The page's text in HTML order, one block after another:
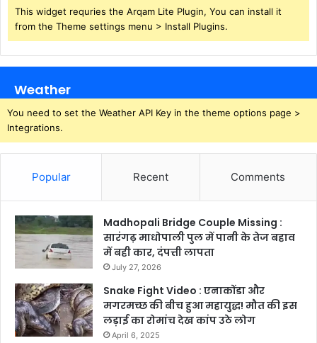
This widget requries the Arqam Lite Plugin, You can install it
from the Theme settings menu > Install Plugins.
Weather
You need to set the Weather API Key in the theme options page >
Integrations.
Popular Recent Comments
Madhopali Bridge Couple Missing :
सारंगढ़ माधोपाली पुल में पानी के तेज बहाव
में बही कार, दंपत्ती लापता
July 27, 2026
Snake Fight Video : एनाकोंडा और
मगरमच्छ की बीच हुआ महायुद्ध! मौत की इस
लड़ाई का रोमांच देख कांप उठे लोग
April 6, 2025